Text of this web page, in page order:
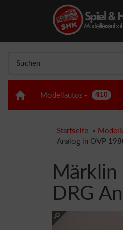
Modellautos 410
Startseite »
Analog in OVP
DRG